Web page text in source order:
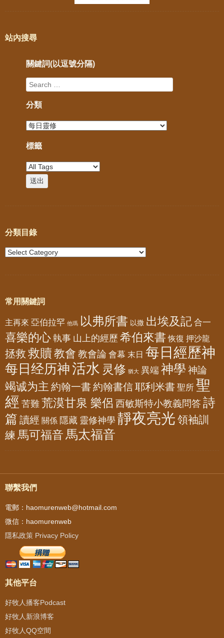
站內搜尋
關鍵詞(以逗號分隔)
分類
標籤
分類目錄
常用關鍵詞
主再來 亞伯拉罕 他瑪 以弗所書 以撒 出埃及記 合一
喜樂的心 執事 山上的經歷 希伯來書 恢復 押沙龍
拯救 救贖 教會 教會論 會幕 末日 每日經歷神
每日经历神活水 灵修 猶大 異端 神學 神論
竭诚为主 約翰一書 約翰書信耶利米書 聖所 聖
經 苦難 荒漠甘泉 樂侶 西敏斯特小教義問答詩
篇 讀經 關係 隱藏 靈修神學 靜夜亮光 領袖訓
練 馬可福音 馬太福音
聯繫我們
電郵：haomurenweb@hotmail.com
微信：haomurenweb
隱私政策 Privacy Policy
其他平台
好牧人播客Podcast
好牧人新浪博客
好牧人QQ空間